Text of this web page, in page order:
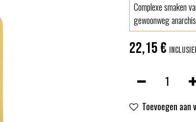
Complexe smaken
gewoonweg
22,15€
Toevoegen